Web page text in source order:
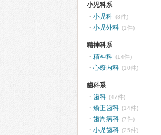
小児科系
小児科 (8件)
小児外科 (1件)
精神科系
精神科 (14件)
心療内科 (10件)
歯科系
歯科 (47件)
矯正歯科 (14件)
歯周病科 (7件)
小児歯科 (25件)